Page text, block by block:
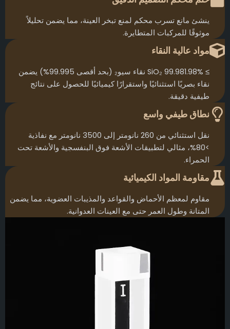
ينشئ مانع تسرب محكم لمنع تبخر العينة، مما يضمن تحليلاً
موثوقًا للمركبات المتطايرة.
مواد عالية النقاء
≥ 99.981.98% SiO₂ نقاء سيو₂ (بحد أقصى 99.995%) يضمن
نقاء بصريًا استثنائيًا واستقرارًا كيميائيًا للحصول على نتائج
طيفية دقيقة.
نطاق طيفي واسع
نقل استثنائي من 260 نانومتر إلى 3500 نانومتر مع نفاذية
>80%، مثالي لتطبيقات الأشعة فوق البنفسجية والأشعة تحت
الحمراء.
مقاومة المواد الكيميائية
مقاوم لمعظم الأحماض والقواعد والمذيبات العضوية، مما يضمن
المتانة وطول العمر حتى مع العينات العدوانية.